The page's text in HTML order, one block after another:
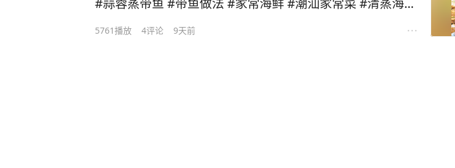
#蒜蓉蒸带鱼 #带鱼做法 #家常海鲜 #潮汕家常菜 #清蒸海鲜
5761播放 4评论 9天前